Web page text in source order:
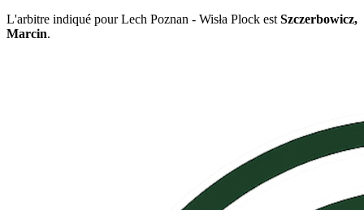
L'arbitre indiqué pour Lech Poznan - Wisła Plock est Szczerbowicz,
Marcin.